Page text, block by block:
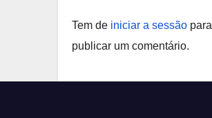
Tem de iniciar a sessão para
publicar um comentário.